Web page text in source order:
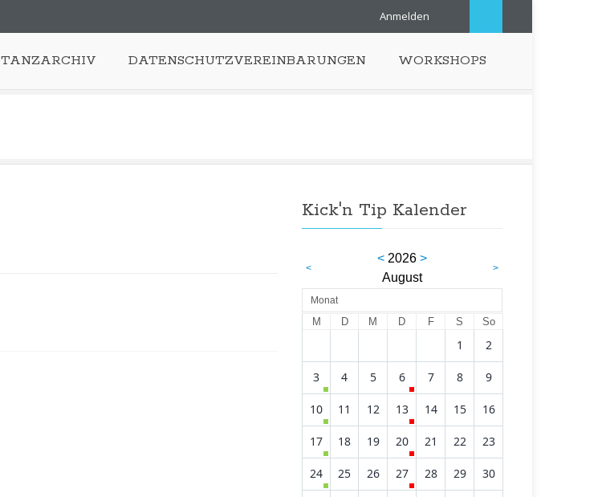
Anmelden
TANZARCHIV DATENSCHUTZVEREINBARUNGEN WORKSHOPS
Kick'n Tip Kalender
<
< 2026 >
August
>
Monat
M D M D F S So
1 2
3 4 5 6 7 8 9
10 11 12 13 14 15 16
17 18 19 20 21 22 23
24 25 26 27 28 29 30